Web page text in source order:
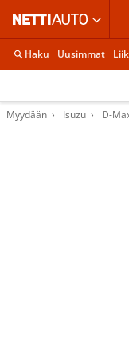
Haku Uusimmat
Myydään Isuzu D-